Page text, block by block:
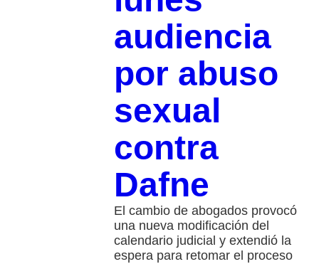
audiencia
por abuso
sexual
contra
Dafne
El cambio de abogados provocó
una nueva modificación del
calendario judicial y extendió la
espera para retomar el proceso